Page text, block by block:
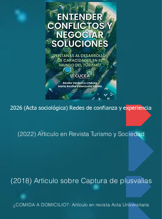
2026 (Acta sociológica) Redes de confianza y experiencias
(2022) Articulo en Revista Turismo y Sociedad
(2018) Articulo sobre Captura de plusvalias
¿COMIDA A DOMICILIO?: Artículo en revista Acta Universitaria